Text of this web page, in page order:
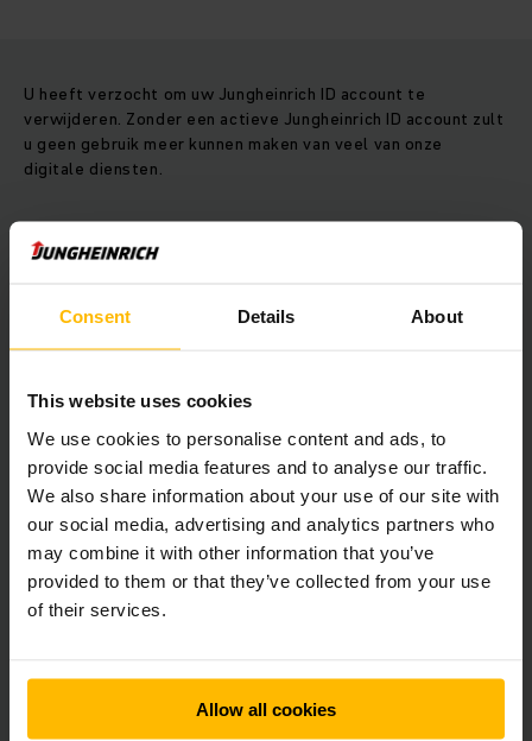
Consent Details About
This website uses cookies
We use cookies to personalise content and ads, to
provide social media features and to analyse our traffic.
We also share information about your use of our site with
our social media, advertising and analytics partners who
may combine it with other information that you’ve
provided to them or that they’ve collected from your use
of their services.
Allow all cookies
U heeft verzocht om uw Jungheinrich ID account te
verwijderen. Zonder een actieve Jungheinrich ID account zult
u geen gebruik meer kunnen maken van veel van onze
digitale diensten.
Heeft u het per ongeluk gewist? Indien u niet wilt dat uw
Jungheinrich ID account wordt verwijderd, heeft u de
herstellen.
servicedesk@jungheinrich.com
Nieuwsbrief
NU
Social media